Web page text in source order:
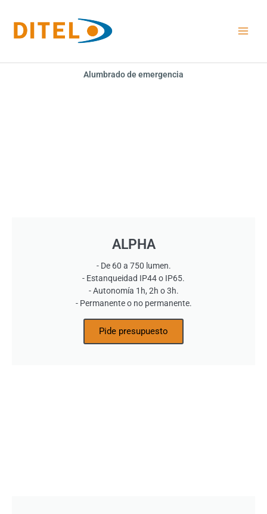
contenido
Alumbrado de emergencia
ALPHA
- De 60 a 750 lumen.
- Estanqueidad IP44 o IP65.
- Autonomía 1h, 2h o 3h.
- Permanente o no permanente.
Pide presupuesto